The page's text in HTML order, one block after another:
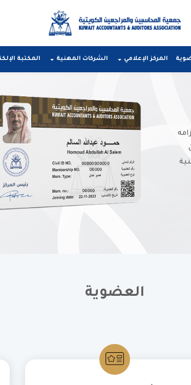
المركز الإعلامي الشركات المهنية المكتبة
العضوية